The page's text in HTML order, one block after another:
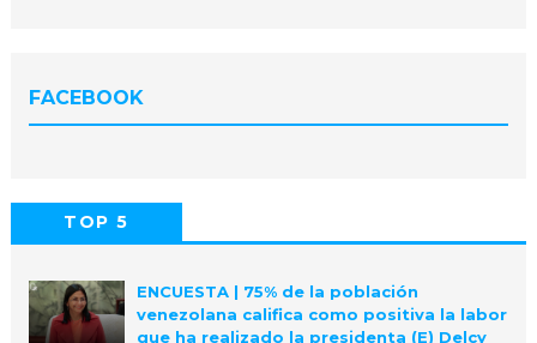
FACEBOOK
TOP 5
ENCUESTA | 75% de la población
venezolana califica como positiva la labor
que ha realizado la presidenta (E) Delcy